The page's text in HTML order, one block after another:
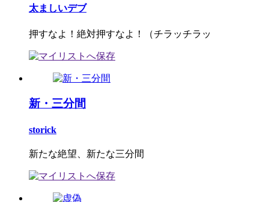
太ましいデブ
押すなよ！絶対押すなよ！（チラッチラッ
新・三分間
storick
新たな絶望、新たな三分間